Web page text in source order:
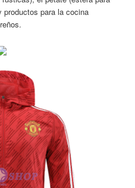
productos para la cocina